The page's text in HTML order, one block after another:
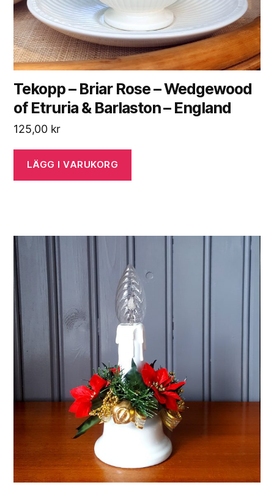
Tekopp – Briar Rose – Wedgewood
of Etruria & Barlaston – England
125,00 kr
LÄGG I VARUKORG